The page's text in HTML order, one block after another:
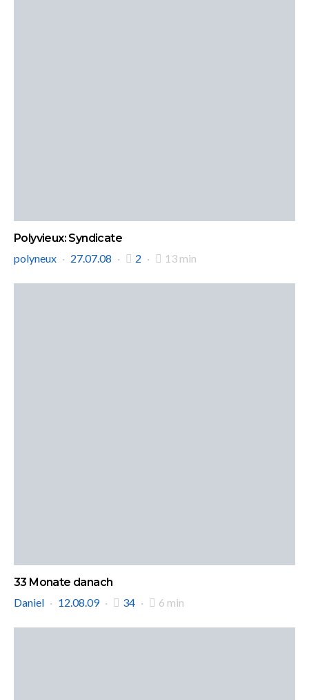
Polyvieux: Syndicate
polyneux
27.07.08 2 13 min
33 Monate danach
Daniel
12.08.09 34 6 min